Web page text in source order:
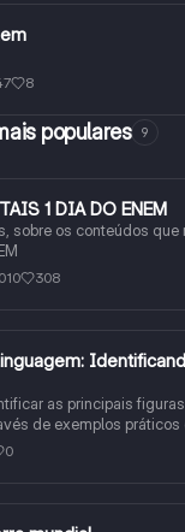
8
populares 9
1 DIA DO ENEM
sobre os conteúdos que
308
as principais
de exemplos práticos
0